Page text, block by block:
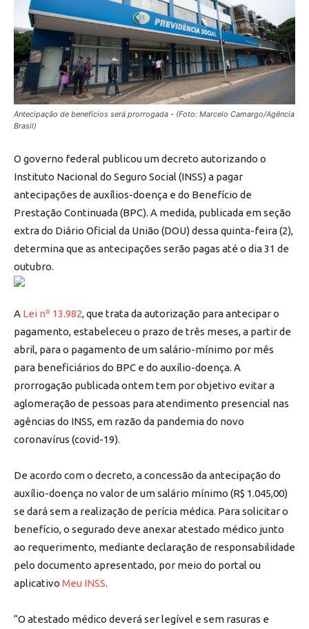
Antecipação de benefícios será prorrogada - (Foto: Marcelo Camargo/Agência
Brasil)
O governo federal publicou um decreto autorizando o
Instituto Nacional do Seguro Social (INSS) a pagar
antecipações de auxílios-doença e do Benefício de
Prestação Continuada (BPC). A medida, publicada em seção
extra do Diário Oficial da União (DOU) dessa quinta-feira (2),
determina que as antecipações serão pagas até o dia 31 de
outubro.
A Lei nº 13.982, que trata da autorização para antecipar o
pagamento, estabeleceu o prazo de três meses, a partir de
abril, para o pagamento de um salário-mínimo por mês
para beneficiários do BPC e do auxílio-doença. A
prorrogação publicada ontem tem por objetivo evitar a
aglomeração de pessoas para atendimento presencial nas
agências do INSS, em razão da pandemia do novo
coronavírus (covid-19).
De acordo com o decreto, a concessão da antecipação do
auxílio-doença no valor de um salário mínimo (R$ 1.045,00)
se dará sem a realização de perícia médica. Para solicitar o
benefício, o segurado deve anexar atestado médico junto
ao requerimento, mediante declaração de responsabilidade
pelo documento apresentado, por meio do portal ou
aplicativo Meu INSS.
“O atestado médico deverá ser legível e sem rasuras e